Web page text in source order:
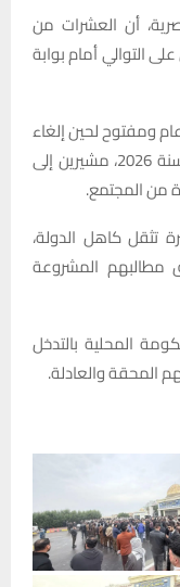
أن العشرات من
التوالي أمام بوابة
ومفتوح لحين إلغاء
قرار حكومة تصريف الأعمال المرقم 40 لسنة 2026، مشيرين إلى
من المجتمع.
تثقل كاهل الدولة،
مطالبهم المشروعة
المحلية بالتدخل
المحقة والعادلة.